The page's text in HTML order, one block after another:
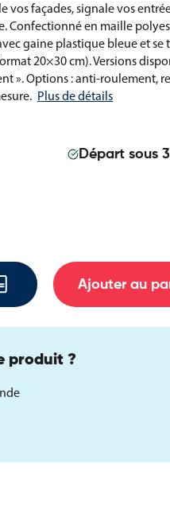
vos façades, signale vos
Confectionné en maille
gaine plastique bleue et se
20×30 cm). Versions
». Options : anti-roulement,
Plus de détails
Départ sous
Ajouter au
produit ?